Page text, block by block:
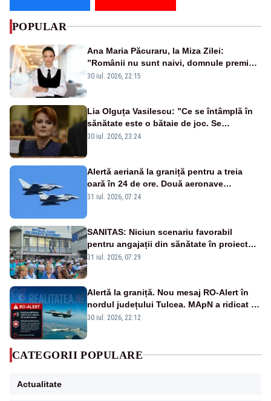
POPULAR
Ana Maria Păcuraru, la Miza Zilei:
”Românii nu sunt naivi, domnule premier
Bolojan”
30 iul. 2026, 22:15
Lia Olguța Vasilescu: ”Ce se întâmplă în
sănătate este o bătaie de joc. Se
guvernează extraordinar de prost”
30 iul. 2026, 23:24
Alertă aeriană la graniță pentru a treia
oară în 24 de ore. Două aeronave
Eurofighter britanice au fost ridicate de la
31 iul. 2026, 07:24
SANITAS: Niciun scenariu favorabil
pentru angajații din sănătate în proiectul
Legii salarizării
31 iul. 2026, 07:29
Alertă la graniță. Nou mesaj RO-Alert în
nordul județului Tulcea. MApN a ridicat de
la sol două avioane F-16
30 iul. 2026, 22:12
CATEGORII POPULARE
Actualitate